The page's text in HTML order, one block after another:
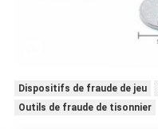
Dispositifs de fraude de jeu
Outils de fraude de tisonnier